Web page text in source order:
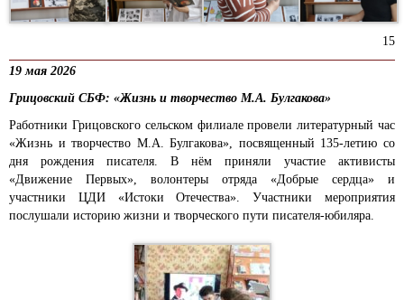
15
19 мая 2026
Грицовский СБФ: «Жизнь и творчество М.А. Булгакова»
Работники Грицовского сельском филиале провели литературный час
«Жизнь и творчество М.А. Булгакова», посвященный 135-летию со
дня рождения писателя. В нëм приняли участие активисты
«Движение Первых», волонтеры отряда «Добрые сердца» и
участники ЦДИ «Истоки Отечества». Участники мероприятия
послушали историю жизни и творческого пути писателя-юбиляра.